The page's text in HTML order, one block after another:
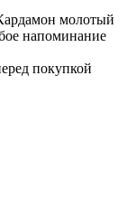
молотый
напоминание
покупкой